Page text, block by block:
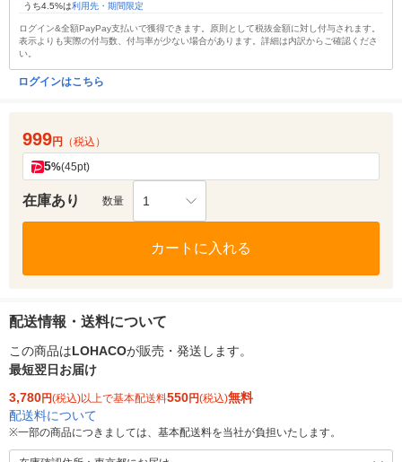
うち4.5%は利用先・期間限定
ログイン&全額PayPay支払いで獲得できます。原則として税抜金額に対し付与されます。
表示よりも実際の付与数、付与率が少ない場合があります。詳細は内訳からご確認くださ
い。
ログインはこちら
999円 （税込）
5%(45pt)
在庫あり 数量 1
カートに入れる
配送情報・送料について
この商品はLOHACOが販売・発送します。
最短翌日お届け
3,780円(税込)以上で基本配送料550円(税込)無料
配送料について
※一部の商品につきましては、基本配送料を当社が負担いたします。